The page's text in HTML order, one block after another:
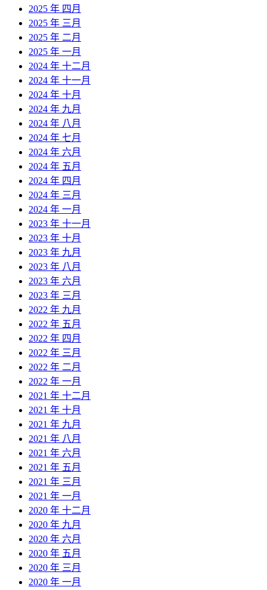
2025 年 四月
2025 年 三月
2025 年 二月
2025 年 一月
2024 年 十二月
2024 年 十一月
2024 年 十月
2024 年 九月
2024 年 八月
2024 年 七月
2024 年 六月
2024 年 五月
2024 年 四月
2024 年 三月
2024 年 一月
2023 年 十一月
2023 年 十月
2023 年 九月
2023 年 八月
2023 年 六月
2023 年 三月
2022 年 九月
2022 年 五月
2022 年 四月
2022 年 三月
2022 年 二月
2022 年 一月
2021 年 十二月
2021 年 十月
2021 年 九月
2021 年 八月
2021 年 六月
2021 年 五月
2021 年 三月
2021 年 一月
2020 年 十二月
2020 年 九月
2020 年 六月
2020 年 五月
2020 年 三月
2020 年 一月